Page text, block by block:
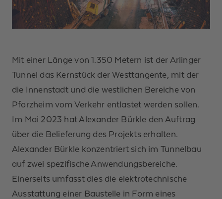
Mit einer Länge von 1.350 Metern ist der Arlinger
Tunnel das Kernstück der Westtangente, mit der
die Innenstadt und die westlichen Bereiche von
Pforzheim vom Verkehr entlastet werden sollen.
Im Mai 2023 hat Alexander Bürkle den Auftrag
über die Belieferung des Projekts erhalten.
Alexander Bürkle konzentriert sich im Tunnelbau
auf zwei spezifische Anwendungsbereiche.
Einerseits umfasst dies die elektrotechnische
Ausstattung einer Baustelle in Form eines